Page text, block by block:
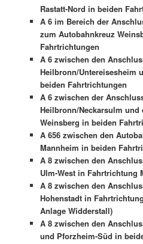
Rastatt-Nord in beiden
A 6 im Bereich der
zum Autobahnkreuz
Fahrtrichtungen
A 6 zwischen den
Heilbronn/Untereisesheim
beiden Fahrtrichtungen
A 6 zwischen der
Heilbronn/Neckarsulm und
Weinsberg in beiden
A 656 zwischen den
Mannheim in beiden
A 8 zwischen den
Ulm-West in Fahrtrichtung
A 8 zwischen den
Hohenstadt in
Anlage Widderstall)
A 8 zwischen den
und Pforzheim-Süd in